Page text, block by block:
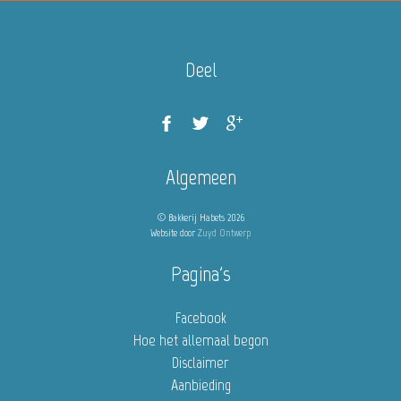
Deel
Algemeen
© Bakkerij Habets 2026
Website door Zuyd Ontwerp
Pagina's
Facebook
Hoe het allemaal begon
Disclaimer
Aanbieding